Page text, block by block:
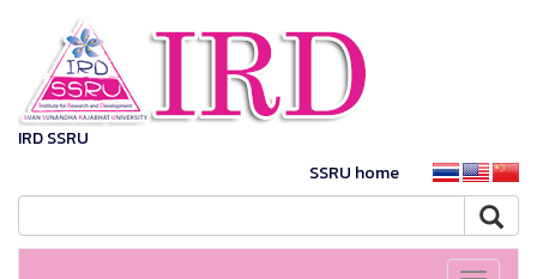
IRD SSRU
SSRU home